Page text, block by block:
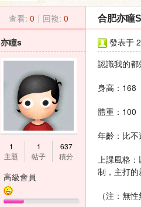
›
查看: 0 | 回複: 0 合肥亦瞳
亦瞳s
1
主題
1
帖子
637
積分
高級會員
發表于
認識我的
身高：168
體重：100
年齡：比
上課風格
制，主打
（注：無